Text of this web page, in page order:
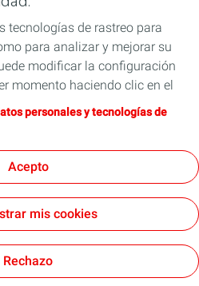
juntos en las 24 horas
parcial
tecnologías de rastreo para
para analizar y mejorar su
modificar la configuración
momento haciendo clic en el
(Gestionar cookies). Al hacer
(Aceptar), nos autoriza a
únicamente las
necesarias para el
sitio web. Si desea más
la página relativa a la
personales y tecnologías de
Acepto
mis cookies
Rechazo